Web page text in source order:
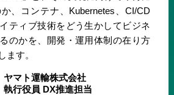
、コンテナ、Kubernetes、CI/CD
ティブ技術をどう生かしてビジネ
のかを、開発・運用体制の在り方
ます。
ヤマト運輸株式会社
執行役員 DX推進担当